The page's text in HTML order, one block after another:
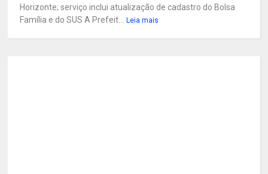
Horizonte; serviço inclui atualização de cadastro do Bolsa
Família e do SUS A Prefeit...
Leia mais